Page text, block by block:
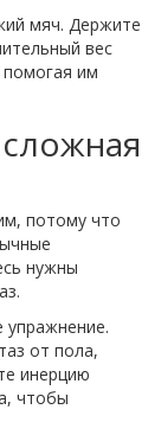
мяч. Держите
вес
им
потому что
нужны
упражнение.
от пола,
инерцию
чтобы